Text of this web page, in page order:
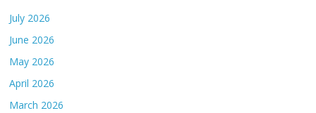
July 2026
June 2026
May 2026
April 2026
March 2026